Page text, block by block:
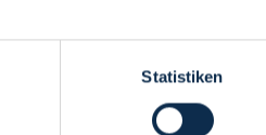
Statistiken